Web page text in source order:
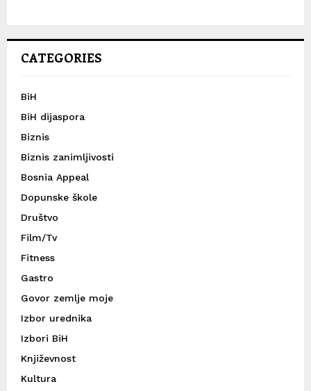
CATEGORIES
BiH
BiH dijaspora
Biznis
Biznis zanimljivosti
Bosnia Appeal
Dopunske škole
Društvo
Film/Tv
Fitness
Gastro
Govor zemlje moje
Izbor urednika
Izbori BiH
Književnost
Kultura